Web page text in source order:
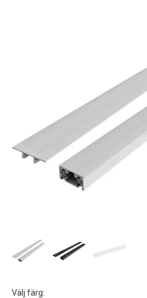
Välj färg: